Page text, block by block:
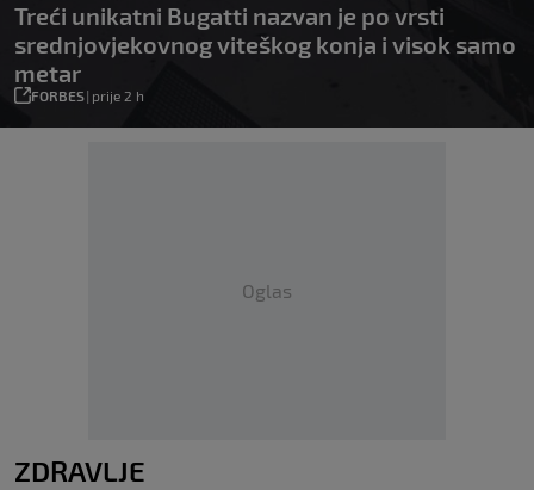
Treći unikatni Bugatti nazvan je po vrsti
srednjovjekovnog viteškog konja i visok samo
metar
FORBES| prije 2 h
Oglas
ZDRAVLJE